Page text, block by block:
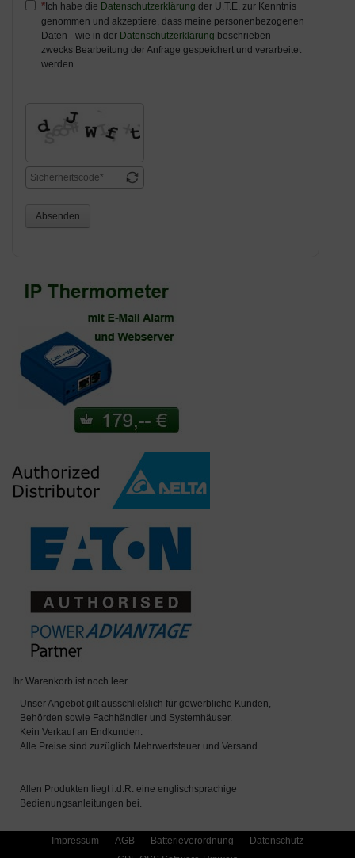
Ich habe die Datenschutzerklärung der U.T.E. zur Kenntnis
genommen und akzeptiere, dass meine personenbezogenen
Daten - wie in der Datenschutzerklärung beschrieben -
zwecks Bearbeitung der Anfrage gespeichert und verarbeitet
werden.
Absenden
Ihr Warenkorb ist noch leer.
Unser Angebot gilt ausschließlich für gewerbliche Kunden,
Behörden sowie Fachhändler und Systemhäuser.
Kein Verkauf an Endkunden.
Alle Preise sind zuzüglich Mehrwertsteuer und Versand.
Allen Produkten liegt i.d.R. eine englischsprachige
Bedienungsanleitungen bei.
Impressum AGB Batterieverordnung
Datenschutz